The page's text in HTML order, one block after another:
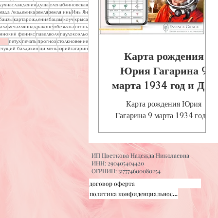
душаеленаблиновская
Академиказемля земля инь Инь Ян
картарождениябацзыкоучкрыса
металляннадраконеобезьянаогонь
феникспавелволя паулокоэльо
петухпечатьпрогнозстолкновение
балдахин ци меньюрийгагарин
Карта рождения
Юрия Гагарина 9
марта 1934 год и Дар
независимости.
Карта рождения Юрия
Гагарина 9 марта 1934 год и
ИП Цветкова Надежда Николаевна
ИНН: 290405404420
ОГРНИП: 317774600080254
договор оферта
политика конфиденциальности